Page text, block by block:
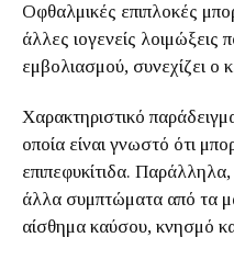
Οφθαλμικές επιπλοκές
άλλες ιογενείς
εμβολιασμού, συνεχίζει ο
Χαρακτηριστικό
οποία είναι γνωστό ότι
επιπεφυκίτιδα.
άλλα συμπτώματα από τα
αίσθημα καύσου, κνησμό